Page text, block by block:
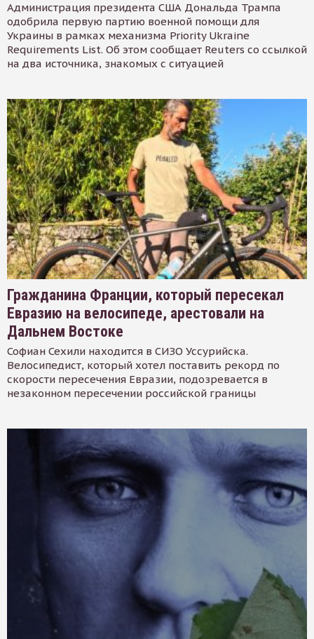
Администрация президента США Дональда Трампа
одобрила первую партию военной помощи для
Украины в рамках механизма Priority Ukraine
Requirements List. Об этом сообщает Reuters со ссылкой
на два источника, знакомых с ситуацией
Гражданина Франции, который пересекал
Евразию на велосипеде, арестовали на
Дальнем Востоке
Софиан Сехили находится в СИЗО Уссурийска.
Велосипедист, который хотел поставить рекорд по
скорости пересечения Евразии, подозревается в
незаконном пересечении российской границы